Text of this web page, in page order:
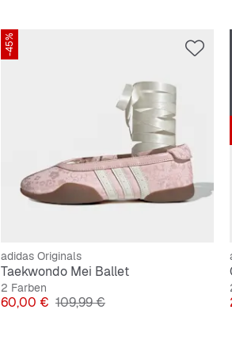
-45%
adidas Originals
Taekwondo Mei Ballet
2 Farben
Preis
60,00 € Originalpreis
109,99 €